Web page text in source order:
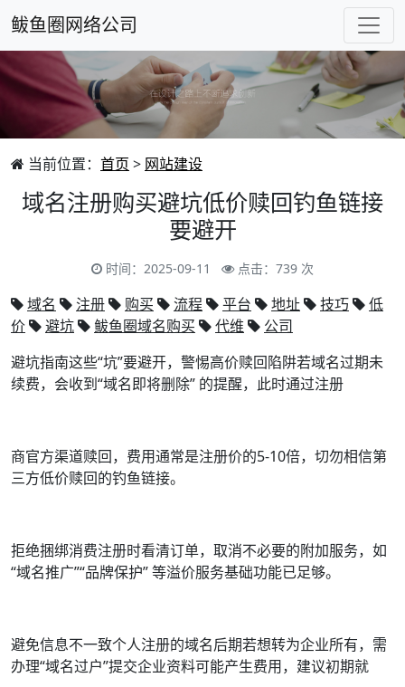
鲅鱼圈网络公司
当前位置： 首页 > 网站建设
域名注册购买避坑低价赎回钓鱼链接
要避开
时间：2025-09-11 点击：739 次
域名 注册 购买 流程 平台 地址 技巧
低
价
避坑 鲅鱼圈域名购买 代维
公司
避坑指南这些“坑”要避开，警惕高价赎回陷阱若域名过期未
续费，会收到“域名即将删除” 的提醒，此时通过注册
商官方渠道赎回，费用通常是注册价的5-10倍，切勿相信第
三方低价赎回的钓鱼链接。
拒绝捆绑消费注册时看清订单，取消不必要的附加服务，如
“域名推广”“品牌保护” 等溢价服务基础功能已足够。
避免信息不一致个人注册的域名后期若想转为企业所有，需
办理“域名过户”提交企业资料可能产生费用，建议初期就